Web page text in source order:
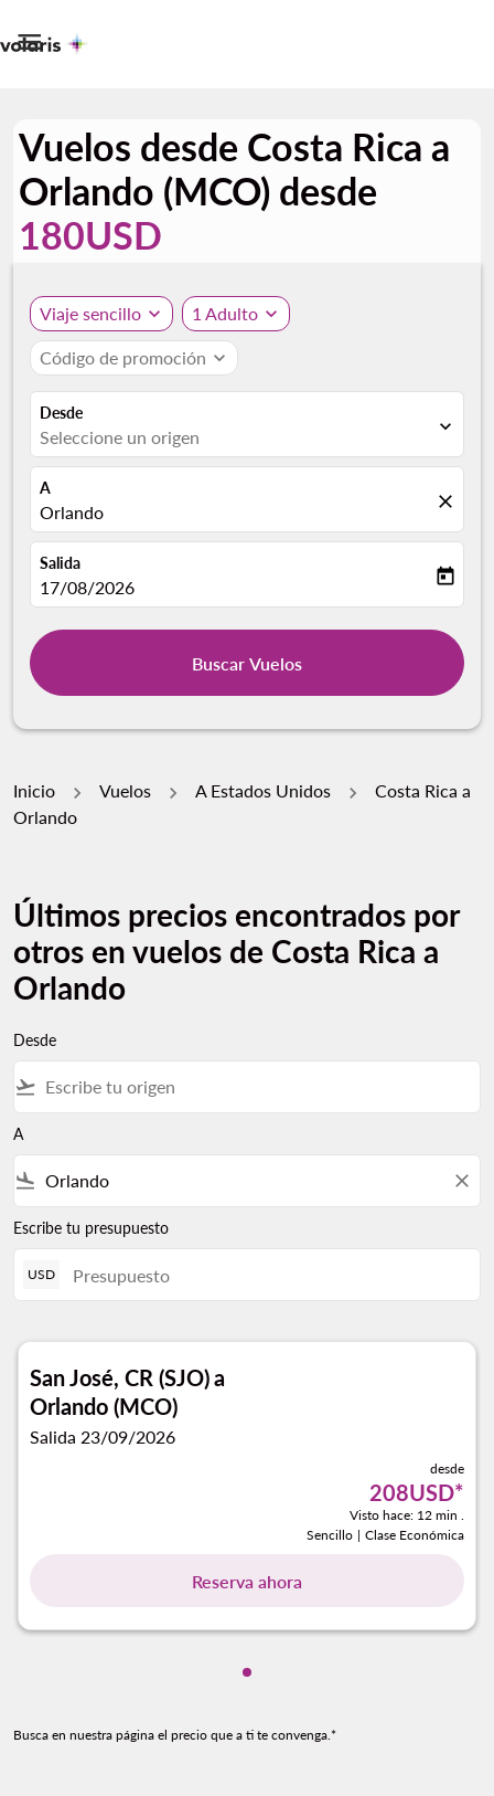

Vuelos desde Costa Rica a
Orlando (MCO) desde
180USD
Viaje sencillo expand_more 1 Adulto expand_more
Código de promoción expand_more
Desde
Seleccione un origen expand_more
A
Orlando close
Salida
fc-booking-departure-date-aria-label
17/08/2026 today
Buscar Vuelos
Inicio Vuelos A Estados Unidos
Costa Rica a
Orlando
Últimos precios encontrados por
otros en vuelos de Costa Rica a
Orlando
Desde
flight_takeoff
A
flight_land close
Escribe tu presupuesto
USD
San José, CR (SJO)a
Orlando (MCO)
Salida 23/09/2026
desde
208USD*
Visto hace: 12 min .
Sencillo | Clase Económica
Reserva ahora
Mostrando cmp-pagination-
Busca en nuestra página el precio que a ti te convenga.*